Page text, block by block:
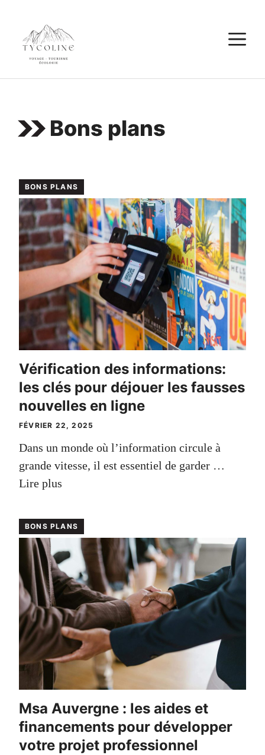
contenu
Bons plans
BONS PLANS
Vérification des informations:
les clés pour déjouer les fausses
nouvelles en ligne
FÉVRIER 22, 2025
Dans un monde où l’information circule à
grande vitesse, il est essentiel de garder …
Lire plus
BONS PLANS
Msa Auvergne : les aides et
financements pour développer
votre projet professionnel